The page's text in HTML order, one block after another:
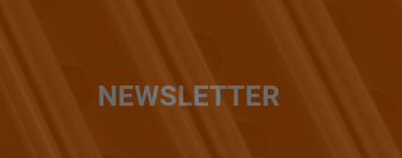
NEWSLETTER